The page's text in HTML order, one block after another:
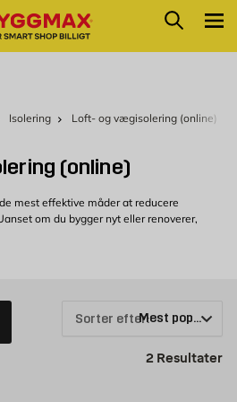
Søg
Isolering Loft- og vægisolering (online)
(online)
mest effektive måder at reducere
om du bygger nyt eller renoverer,
for både penge og energi – samtidig
og hvorfor du skal vælge
og vægisolering.
Kingspan-produkt til loft-
Sorter efter:
2 Resultater